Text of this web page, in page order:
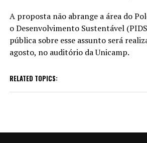
A proposta não abrange a área do
o Desenvolvimento Sustentável
pública sobre esse assunto será
agosto, no auditório da Unicamp.
RELATED TOPICS: